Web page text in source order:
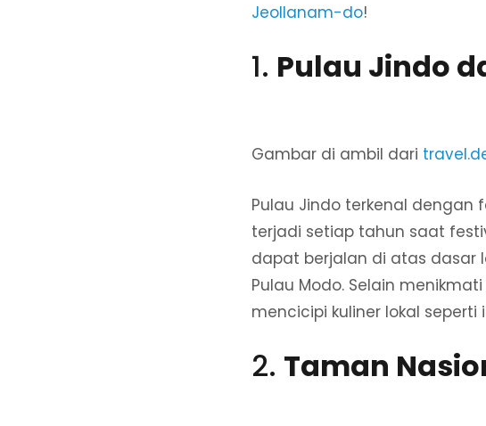
Jeollanam-do!
1. Pulau Jindo
Gambar di ambil dari
Pulau Jindo terkenal
terjadi setiap tahun saat
dapat berjalan di atas dasar
Pulau Modo. Selain
mencicipi kuliner lokal
2. Taman